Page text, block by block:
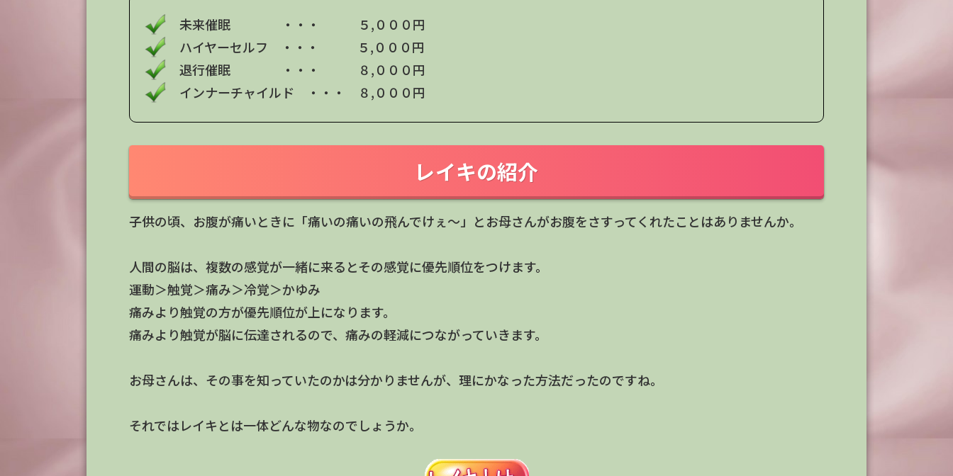
未来催眠 ・・・ ５,０００円
ハイヤーセルフ ・・・ ５,０００円
退行催眠 ・・・ ８,０００円
インナーチャイルド ・・・ ８,０００円
レイキの紹介
子供の頃、お腹が痛いときに「痛いの痛いの飛んでけぇ～」とお母さんがお腹をさすってくれたことはありませんか。
人間の脳は、複数の感覚が一緒に来るとその感覚に優先順位をつけます。
運動＞触覚＞痛み＞冷覚＞かゆみ
痛みより触覚の方が優先順位が上になります。
痛みより触覚が脳に伝達されるので、痛みの軽減につながっていきます。
お母さんは、その事を知っていたのかは分かりませんが、理にかなった方法だったのですね。
それではレイキとは一体どんな物なのでしょうか。